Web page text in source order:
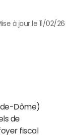
à jour le 11/02/26
de-Dôme)
de
fiscal